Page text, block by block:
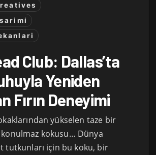
Club: Dallas’ta
Yeniden
Fırın Deneyimi
yükselen taze bir
konulmaz kokusu… Dünya
tutkunları için bu koku, bir